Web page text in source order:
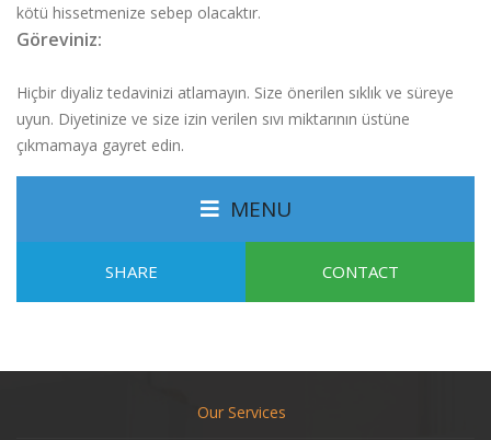
kötü hissetmenize sebep olacaktır.
Göreviniz:
Hiçbir diyaliz tedavinizi atlamayın. Size önerilen sıklık ve süreye
uyun. Diyetinize ve size izin verilen sıvı miktarının üstüne
çıkmamaya gayret edin.
MENU
SHARE CONTACT
Our Services